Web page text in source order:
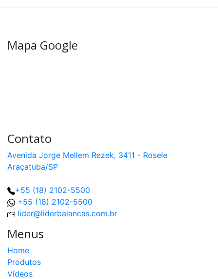
Mapa Google
Contato
Avenida Jorge Mellem Rezek, 3411 - Rosele
Araçatuba/SP
+55 (18) 2102-5500
+55 (18) 2102-5500
lider@liderbalancas.com.br
Menus
Home
Produtos
Vídeos